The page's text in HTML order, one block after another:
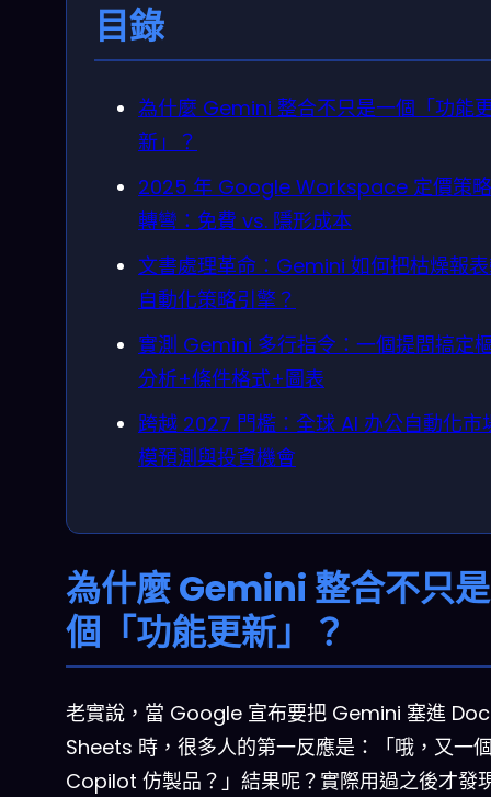
目錄
為什麼 Gemini 整合不只是一個「功能
新」？
2025 年 Google Workspace 定價策
轉彎：免費 vs. 隱形成本
文書處理革命：Gemini 如何把枯燥報
自動化策略引擎？
實測 Gemini 多行指令：一個提問搞定
分析+條件格式+圖表
跨越 2027 門檻：全球 AI 办公自動化市
模預測與投資機會
為什麼 Gemini 整合不只
個「功能更新」？
老實說，當 Google 宣布要把 Gemini 塞進
Sheets 時，很多人的第一反應是：「哦，又一
Copilot 仿製品？」結果呢？實際用過之後才發